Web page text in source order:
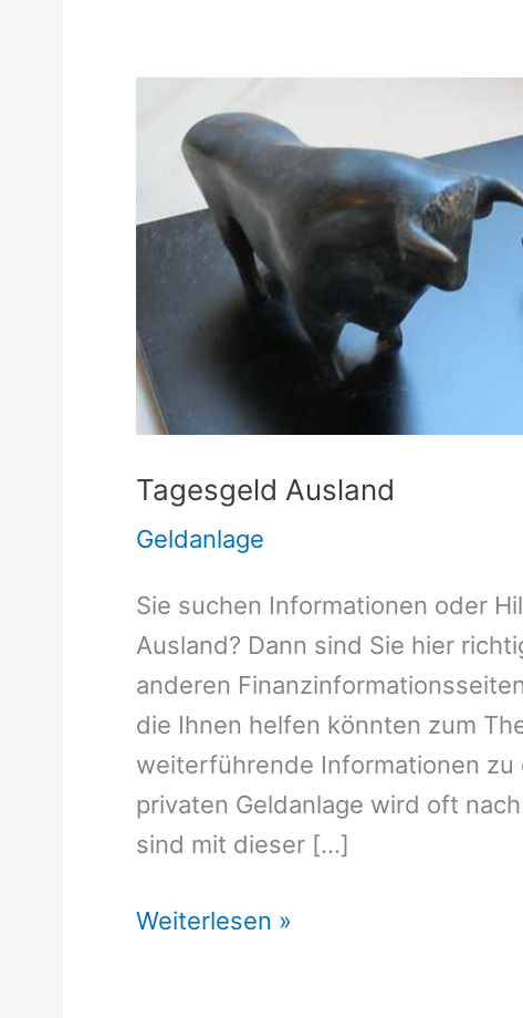
Tagesgeld Ausland
Geldanlage
Sie suchen Informationen oder
Ausland? Dann sind Sie hier
anderen
die Ihnen helfen könnten zum
weiterführende Informationen zu
privaten Geldanlage wird oft
sind mit dieser […]
Tagesgeld
Weiterlesen »